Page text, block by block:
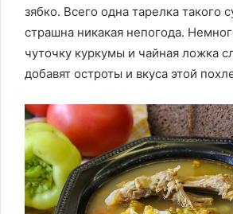
зябко. Всего одна тарелка такого
страшна никакая непогода.
чуточку куркумы и чайная ложка
добавят остроты и вкуса этой